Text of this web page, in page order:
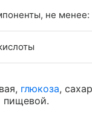
не менее:
глюкоза,
пищевой.